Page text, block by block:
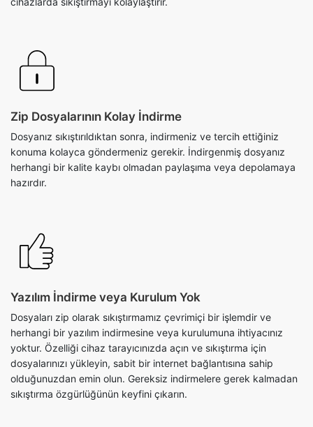
Zip Dosyalarının Kolay İndirme
Dosyanız sıkıştırıldıktan sonra, indirmeniz ve tercih ettiğiniz
herhangi bir kalite kaybı olmadan paylaşıma veya depolamaya
hazırdır.
Yazılım İndirme veya Kurulum Yok
Dosyaları zip olarak sıkıştırmamız çevrimiçi bir işlemdir ve
yoktur. Özelliği cihaz tarayıcınızda açın ve sıkıştırma için
dosyalarınızı yükleyin, sabit bir internet bağlantısına sahip
olduğunuzdan emin olun. Gereksiz indirmelere gerek kalmadan
sıkıştırma özgürlüğünün keyfini çıkarın.